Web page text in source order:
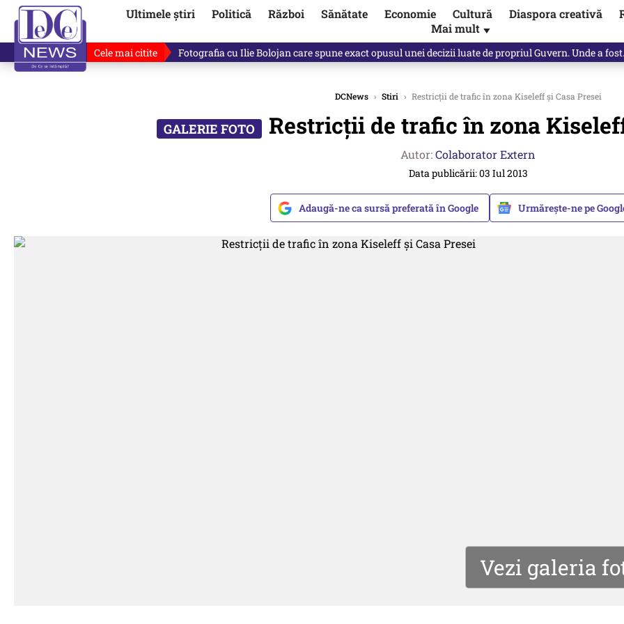
Ultimele știri Politică Război Sănătate Economie Cultură Diaspora creativă
Mai mult ▼
Cele mai citite Lucruri neștiute despre Mihai Vîrdol, dezvăluite de o colegă. Povestea pilotului militar dincolo de…
DCNews › Stiri › Restricţii de trafic în zona Kiseleff şi Casa Presei
Restricţii de trafic în zona
Autor:Colaborator Extern
Data publicării: 03 Iul 2013
Adaugă-ne ca sursă preferată în Google Urmărește-ne pe
Vezi galeria